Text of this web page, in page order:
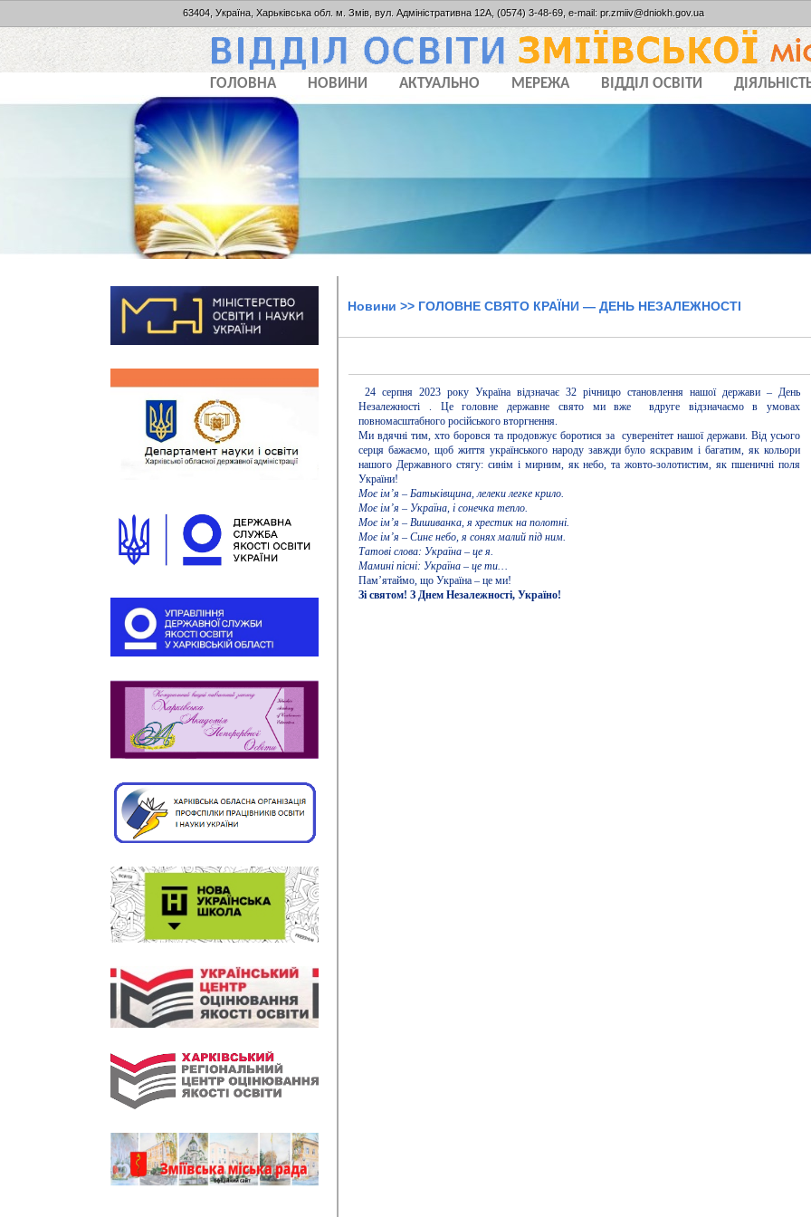
63404, Україна, Харьківська обл. м. Змів, вул. Адміністративна 12А, (0574) 3-48-69, e-mail: pr.zmiiv@dniokh.gov.ua
ГОЛОВНА НОВИНИ АКТУАЛЬНО МЕРЕЖА ВІДДІЛ ОСВІТИ
Новини >> ГОЛОВНЕ СВЯТО КРАЇНИ — ДЕНЬ НЕЗАЛЕЖНОСТІ
24 серпня 2023 року Україна відзначає 32 річницю становлення нашої держави – День
Незалежності . Це головне державне свято ми вже вдруге відзначаємо в умовах
повномасштабного російського вторгнення.
Ми вдячні тим, хто боровся та продовжує боротися за суверенітет нашої держави. Від усього
серця бажаємо, щоб життя українського народу завжди було яскравим і багатим, як кольори
нашого Державного стягу: синім і мирним, як небо, та жовто-золотистим, як пшеничні поля
України!
Моє ім’я – Батьківщина, лелеки легке крило.
Моє ім’я – Україна, i сонечка тепло.
Моє ім’я – Вишиванка, я хрестик на полотні.
Моє ім’я – Синє небо, я сонях малий під ним.
Татові слова: Україна – це я.
Мамині пісні: Україна – це ти…
Пам’ятаймо, що Україна – це ми!
Зі святом! З Днем Незалежності, Україно!